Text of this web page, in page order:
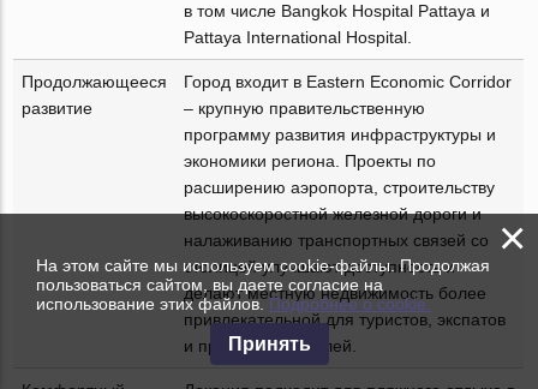
в том числе Bangkok Hospital Pattaya и
Pattaya International Hospital.
Продолжающееся
развитие
Город входит в Eastern Economic Corridor
– крупную правительственную
программу развития инфраструктуры и
экономики региона. Проекты по
расширению аэропорта, строительству
высокоскоростной железной дороги и
налаживанию транспортных связей со
столицей улучшают доступность и
делают местную недвижимость более
привлекательной для туристов, экспатов
и предпринимателей.
×
На этом сайте мы используем cookie-файлы. Продолжая
пользоваться сайтом, вы даете согласие на
использование этих файлов.Подробнее о cookie.
Принять